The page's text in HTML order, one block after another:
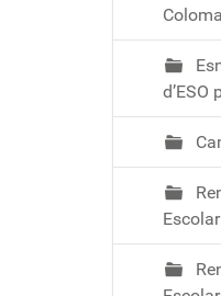
Coloma
d’ESO